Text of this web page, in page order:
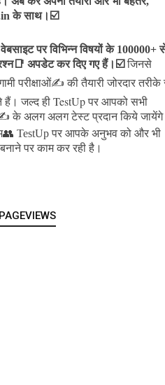
के साथ।☑️
पर विभिन्न विषयों के 100000+
अपडेट कर दिए गए हैं। ☑️ जिनसे
परीक्षाओं✍️ की तैयारी जोरदार
हैं।जल्द ही TestUp पर आपको सभी
के अलग अलग टेस्ट प्रदान किये
TestUp पर आपके अनुभव को और भी
पर काम कर रही है।